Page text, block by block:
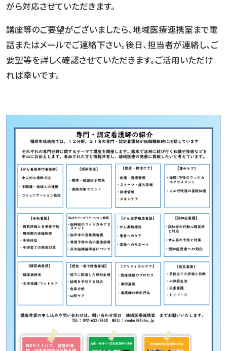
がら対応させていただきます。
講座等のご要望がございましたら、地域医療連携室まで電
話またはメールでご連絡下さい。後日、担当者が連絡し、ご
要望等を詳しく確認させていただきます。ご活用いただけ
れば幸いです。